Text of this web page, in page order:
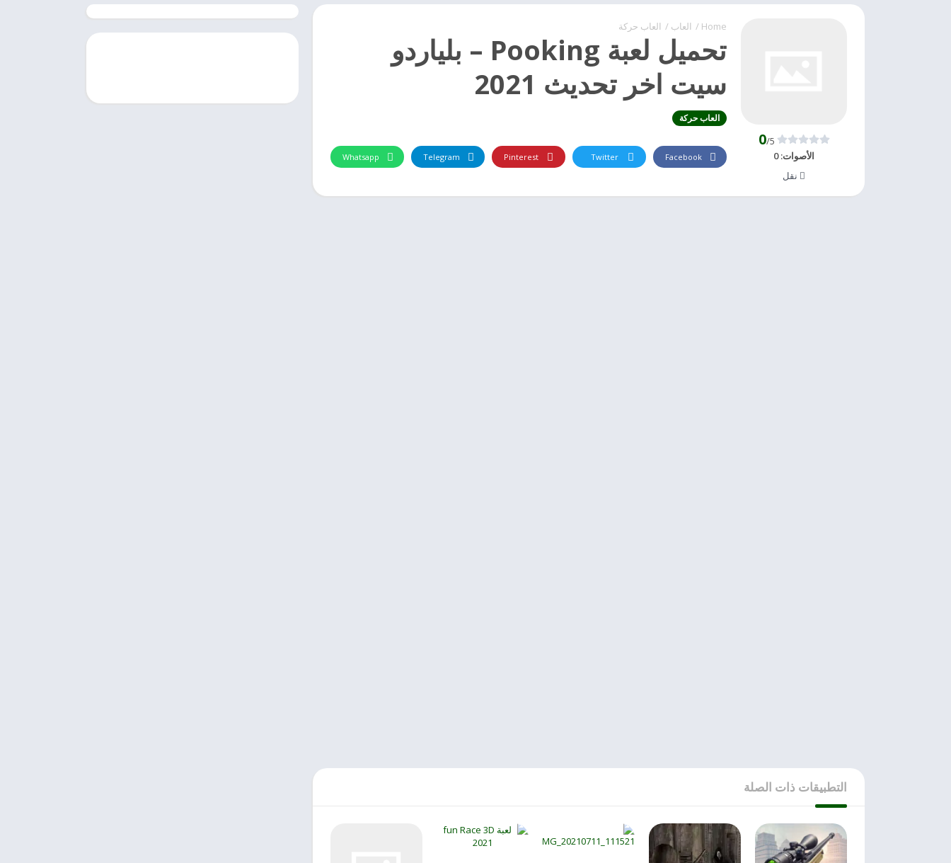
Home
/ العاب / العاب حركة
تحميل لعبة Pooking – بلياردو
سيت اخر تحديث 2021
العاب حركة
0/5
الأصوات:0
نقل
Facebook
Twitter
Pinterest
Telegram
Whatsapp
التطبيقات ذات الصلة